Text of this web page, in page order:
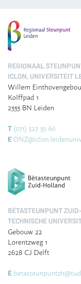
REGIONAAL
ICLON, UNIVERSITEIT
Willem
Kolffpad 1
2333 BN Leiden
T (071) 527 35 60
E
BÈTASTEUNPUNT
TECHNISCHE
Gebouw 22
Lorentzweg 1
2628 CJ Delft
E